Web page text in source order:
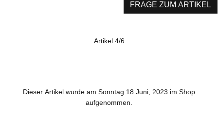
FRAGE ZUM ARTIKEL
Artikel 4/6
Dieser Artikel wurde am Sonntag 18 Juni, 2023 im Shop
aufgenommen.